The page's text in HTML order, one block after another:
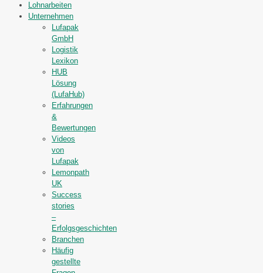
Lohnarbeiten
Unternehmen
Lufapak
GmbH
Logistik
Lexikon
HUB
Lösung
(LufaHub)
Erfahrungen
&
Bewertungen
Videos
von
Lufapak
Lemonpath
UK
Success
stories
–
Erfolgsgeschichten
Branchen
Häufig
gestellte